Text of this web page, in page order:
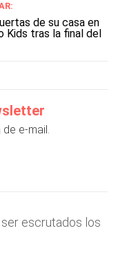
de su casa en
Kids tras la final del
e-mail.
escrutados los